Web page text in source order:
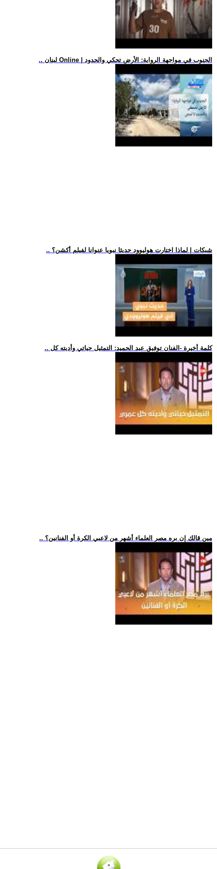
.. لبنان Online | الجنوب في مواجهة الرواية: الأرض تحكي والحدود
.. شبكات | لماذا اختارت هوليوود حديثا نبويا عنوانا لفيلم أكشن؟
.. كلمة أخيرة -الفنان توفيق عبد الحميد: التمثيل حياتي وأديته كل
.. مين قالك إن بره مصر العلماء أشهر من لاعبي الكرة أو الفنانين؟